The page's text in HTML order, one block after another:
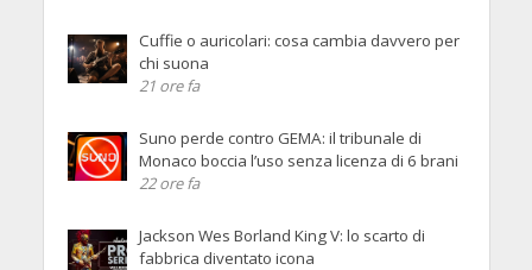
Cuffie o auricolari: cosa cambia davvero per
chi suona
21 ore fa
Suno perde contro GEMA: il tribunale di
Monaco boccia l’uso senza licenza di 6 brani
22 ore fa
Jackson Wes Borland King V: lo scarto di
fabbrica diventato icona